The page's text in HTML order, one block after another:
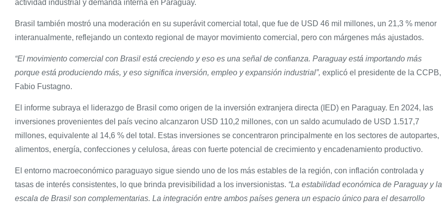
actividad industrial y demanda interna en Paraguay.
Brasil también mostró una moderación en su superávit comercial total, que fue de USD 46 mil millones, un 21,3 % menor
interanualmente, reflejando un contexto regional de mayor movimiento comercial, pero con márgenes más ajustados.
“El movimiento comercial con Brasil está creciendo y eso es una señal de confianza. Paraguay está importando más
porque está produciendo más, y eso significa inversión, empleo y expansión industrial”, explicó el presidente de la CCPB,
Fabio Fustagno.
El informe subraya el liderazgo de Brasil como origen de la inversión extranjera directa (IED) en Paraguay. En 2024, las
inversiones provenientes del país vecino alcanzaron USD 110,2 millones, con un saldo acumulado de USD 1.517,7
millones, equivalente al 14,6 % del total. Estas inversiones se concentraron principalmente en los sectores de autopartes,
alimentos, energía, confecciones y celulosa, áreas con fuerte potencial de crecimiento y encadenamiento productivo.
El entorno macroeconómico paraguayo sigue siendo uno de los más estables de la región, con inflación controlada y
tasas de interés consistentes, lo que brinda previsibilidad a los inversionistas. “La estabilidad económica de Paraguay y la
escala de Brasil son complementarias. La integración entre ambos países genera un espacio único para el desarrollo